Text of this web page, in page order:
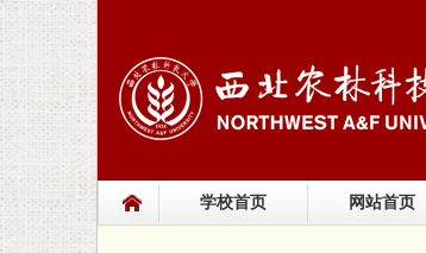
学校首页 网站首页